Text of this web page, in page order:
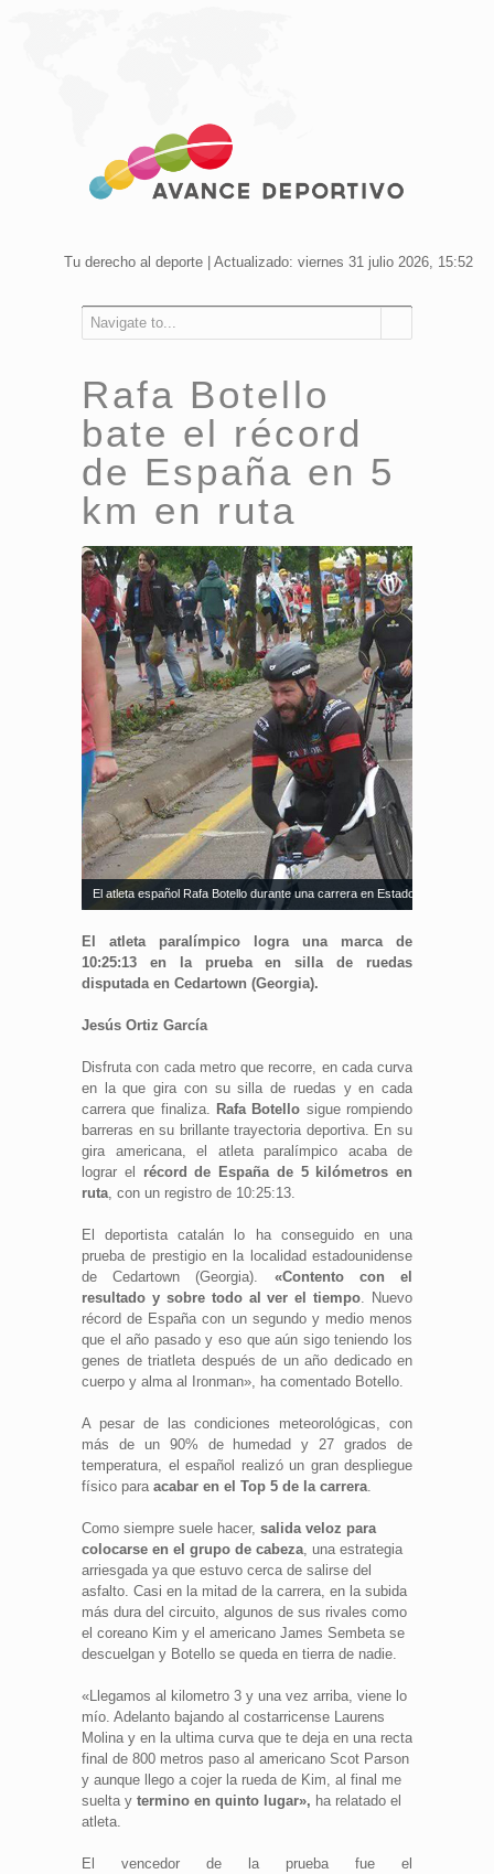
Tu derecho al deporte | Actualizado: viernes 31 julio 2026, 15:52
Navigate to...
Rafa Botello
bate el récord
de España en 5
km en ruta
El atleta español Rafa Botello durante una carrera en Estados Unidos.
El atleta paralímpico logra una marca de
10:25:13 en la prueba en silla de ruedas
disputada en Cedartown (Georgia).
Jesús Ortiz García
Disfruta con cada metro que recorre, en cada curva
en la que gira con su silla de ruedas y en cada
carrera que finaliza. Rafa Botello sigue rompiendo
barreras en su brillante trayectoria deportiva. En su
gira americana, el atleta paralímpico acaba de
lograr el récord de España de 5 kilómetros en
ruta, con un registro de 10:25:13.
El deportista catalán lo ha conseguido en una
prueba de prestigio en la localidad estadounidense
de Cedartown (Georgia). «Contento con el
resultado y sobre todo al ver el tiempo. Nuevo
récord de España con un segundo y medio menos
que el año pasado y eso que aún sigo teniendo los
genes de triatleta después de un año dedicado en
cuerpo y alma al Ironman», ha comentado Botello.
A pesar de las condiciones meteorológicas, con
más de un 90% de humedad y 27 grados de
temperatura, el español realizó un gran despliegue
físico para acabar en el Top 5 de la carrera.
Como siempre suele hacer, salida veloz para
colocarse en el grupo de cabeza, una estrategia
arriesgada ya que estuvo cerca de salirse del
asfalto. Casi en la mitad de la carrera, en la subida
más dura del circuito, algunos de sus rivales como
el coreano Kim y el americano James Sembeta se
descuelgan y Botello se queda en tierra de nadie.
«Llegamos al kilometro 3 y una vez arriba, viene lo
mío. Adelanto bajando al costarricense Laurens
Molina y en la ultima curva que te deja en una recta
final de 800 metros paso al americano Scot Parson
y aunque llego a cojer la rueda de Kim, al final me
suelta y termino en quinto lugar», ha relatado el
atleta.
El vencedor de la prueba fue el